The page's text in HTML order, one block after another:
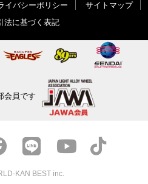
イバシーポリシー
サイトマップ
法に基づく表記
会員です
KAN BEST inc.